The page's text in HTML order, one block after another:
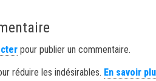
pour publier un commentaire.
réduire les indésirables. En savoir